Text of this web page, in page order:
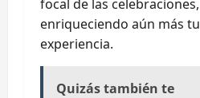
focal de las celebraciones,
enriqueciendo aún más tu
experiencia.
Quizás también te